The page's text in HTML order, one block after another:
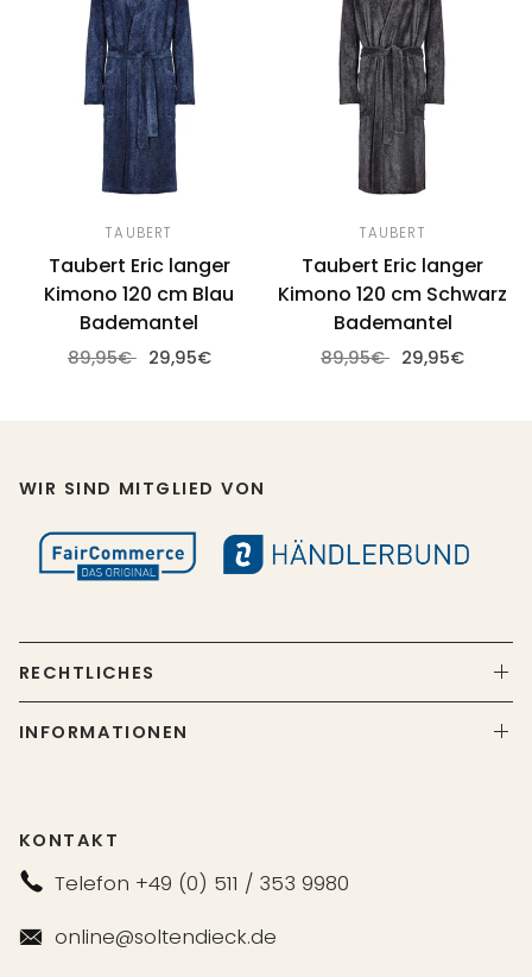
TAUBERT
Taubert Eric langer
Kimono 120 cm Blau
Bademantel
89,95€ 29,95€
TAUBERT
Taubert Eric langer
Kimono 120 cm Schwarz
Bademantel
89,95€ 29,95€
WIR SIND MITGLIED VON
RECHTLICHES
INFORMATIONEN
KONTAKT
Telefon +49 (0) 511 / 353 9980
online@soltendieck.de